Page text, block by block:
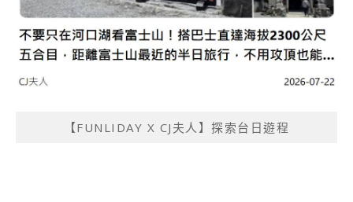
【FUNLIDAY X CJ夫人】探索台日遊程